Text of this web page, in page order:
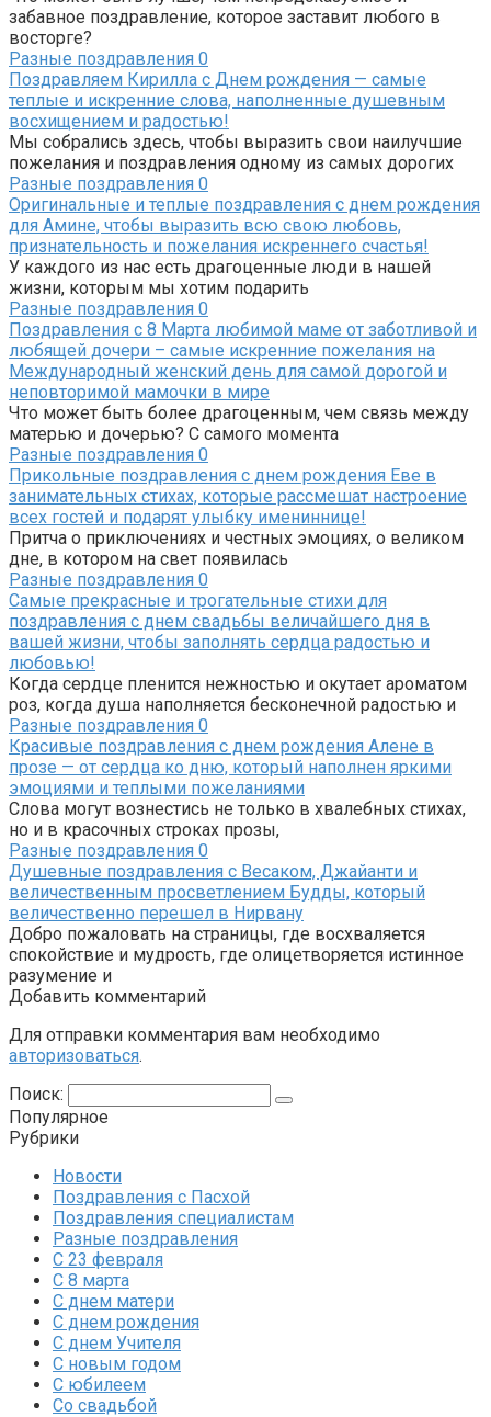
забавное поздравление, которое заставит любого в
восторге?
Разные поздравления 0
Поздравляем Кирилла с Днем рождения — самые
теплые и искренние слова, наполненные душевным
восхищением и радостью!
Мы собрались здесь, чтобы выразить свои наилучшие
пожелания и поздравления одному из самых дорогих
Разные поздравления 0
Оригинальные и теплые поздравления с днем рождения
для Амине, чтобы выразить всю свою любовь,
признательность и пожелания искреннего счастья!
У каждого из нас есть драгоценные люди в нашей
жизни, которым мы хотим подарить
Разные поздравления 0
Поздравления с 8 Марта любимой маме от заботливой и
любящей дочери – самые искренние пожелания на
Международный женский день для самой дорогой и
неповторимой мамочки в мире
Что может быть более драгоценным, чем связь между
матерью и дочерью? С самого момента
Разные поздравления 0
Прикольные поздравления с днем рождения Еве в
занимательных стихах, которые рассмешат настроение
всех гостей и подарят улыбку имениннице!
Притча о приключениях и честных эмоциях, о великом
дне, в котором на свет появилась
Разные поздравления 0
Самые прекрасные и трогательные стихи для
поздравления с днем свадьбы величайшего дня в
вашей жизни, чтобы заполнять сердца радостью и
любовью!
Когда сердце пленится нежностью и окутает ароматом
роз, когда душа наполняется бесконечной радостью и
Разные поздравления 0
Красивые поздравления с днем рождения Алене в
прозе — от сердца ко дню, который наполнен яркими
эмоциями и теплыми пожеланиями
Слова могут вознестись не только в хвалебных стихах,
но и в красочных строках прозы,
Разные поздравления 0
Душевные поздравления с Весаком, Джайанти и
величественным просветлением Будды, который
величественно перешел в Нирвану
Добро пожаловать на страницы, где восхваляется
спокойствие и мудрость, где олицетворяется истинное
разумение и
Добавить комментарий
Для отправки комментария вам необходимо
авторизоваться.
Поиск:
Популярное
Рубрики
Новости
Поздравления с Пасхой
Поздравления специалистам
Разные поздравления
С 23 февраля
С 8 марта
С днем матери
С днем рождения
С днем Учителя
С новым годом
С юбилеем
Со свадьбой